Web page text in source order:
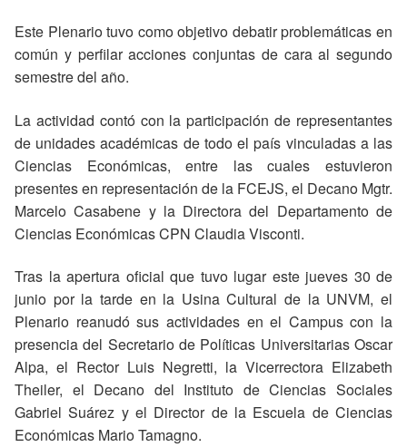
Este Plenario tuvo como objetivo debatir problemáticas en
común y perfilar acciones conjuntas de cara al segundo
semestre del año.
La actividad contó con la participación de representantes
de unidades académicas de todo el país vinculadas a las
Ciencias Económicas, entre las cuales estuvieron
presentes en representación de la FCEJS, el Decano Mgtr.
Marcelo Casabene y la Directora del Departamento de
Ciencias Económicas CPN Claudia Visconti.
Tras la apertura oficial que tuvo lugar este jueves 30 de
junio por la tarde en la Usina Cultural de la UNVM, el
Plenario reanudó sus actividades en el Campus con la
presencia del Secretario de Políticas Universitarias Oscar
Alpa, el Rector Luis Negretti, la Vicerrectora Elizabeth
Theiler, el Decano del Instituto de Ciencias Sociales
Gabriel Suárez y el Director de la Escuela de Ciencias
Económicas Mario Tamagno.